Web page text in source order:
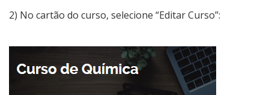
2) No cartão do curso, selecione “Editar Curso”: